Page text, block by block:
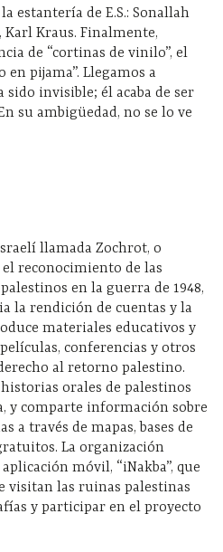
estantería de E.S.: Sonallah
Kraus. Finalmente,
de “cortinas de vinilo”, el
pijama”. Llegamos a
sido invisible; él acaba de ser
su ambigüedad, no se lo ve
llamada Zochrot, o
el reconocimiento de las
en la guerra de 1948,
la rendición de cuentas y la
materiales educativos y
conferencias y otros
al retorno palestino.
orales de palestinos
y comparte información sobre
a través de mapas, bases de
La organización
móvil, “iNakba”, que
visitan las ruinas palestinas
y participar en el proyecto